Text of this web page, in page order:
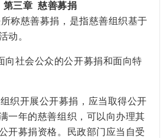
第三章 慈善募捐
称慈善募捐，是指慈善组织基于
动。
向社会公众的公开募捐和面向特
织开展公开募捐，应当取得公开
一年的慈善组织，可以向办理其
开募捐资格。民政部门应当自受